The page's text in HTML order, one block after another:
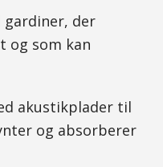
gardiner, der
og som kan
akustikplader til
og absorberer